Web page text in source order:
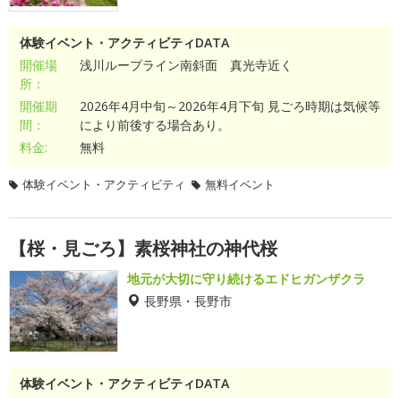
体験イベント・アクティビティDATA
開催場
所：
浅川ループライン南斜面 真光寺近く
開催期
間：
2026年4月中旬～2026年4月下旬 見ごろ時期は気候等
により前後する場合あり。
料金:
無料
体験イベント・アクティビティ 無料イベント
【桜・見ごろ】素桜神社の神代桜
地元が大切に守り続けるエドヒガンザクラ
長野県・長野市
体験イベント・アクティビティDATA